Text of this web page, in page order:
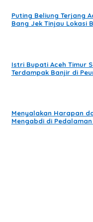
Puting Beliung Terjang
Bang Jek Tinjau Lokasi
Istri Bupati Aceh Timur
Terdampak Banjir di
Menyalakan Harapan
Mengabdi di Pedalaman